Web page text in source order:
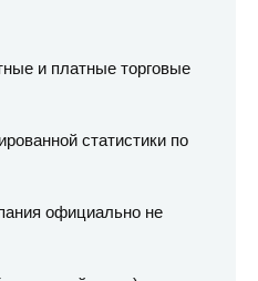
и платные торговые
статистики по
официально не